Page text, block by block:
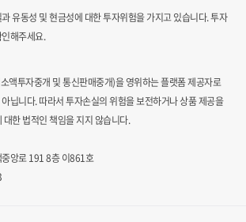
유동성 및 현금성에 대한 투자위험을 가지고 있습니다.투자
해주세요.
액투자중개 및 통신판매중개)을 영위하는 플랫폼 제공자로
닙니다. 따라서 투자손실의 위험을 보전하거나 상품 제공을
대한 법적인 책임을 지지 않습니다.
앙로 191 8층 이861호